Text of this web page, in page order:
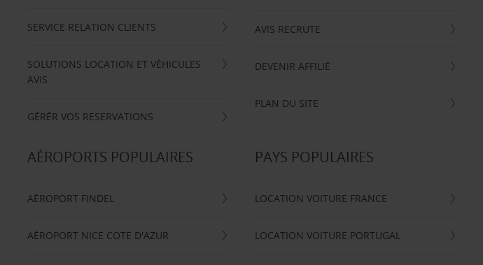
SERVICE RELATION CLIENTS
SOLUTIONS LOCATION ET VÉHICULES
AVIS
GÉRÉR VOS RESERVATIONS
AVIS RECRUTE
DEVENIR AFFILIÉ
PLAN DU SITE
AÉROPORTS POPULAIRES
AÉROPORT FINDEL
AÉROPORT NICE CÖTE D'AZUR
PAYS POPULAIRES
LOCATION VOITURE FRANCE
LOCATION VOITURE PORTUGAL